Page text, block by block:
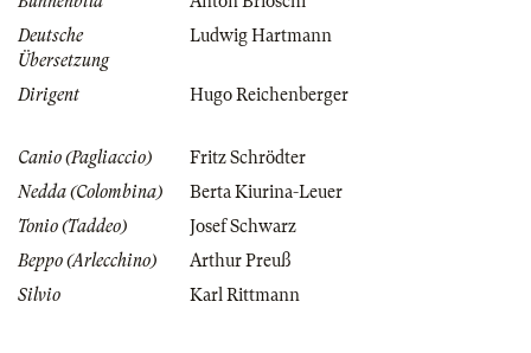
Deutsche
Übersetzung
Ludwig Hartmann
Dirigent Hugo Reichenberger
Canio (Pagliaccio)
Fritz Schrödter
Nedda (Colombina)
Berta Kiurina-Leuer
Tonio (Taddeo)
Josef Schwarz
Beppo (Arlecchino)
Arthur Preuß
Silvio
Karl Rittmann